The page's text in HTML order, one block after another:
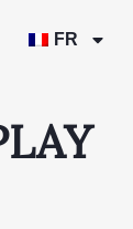
FR